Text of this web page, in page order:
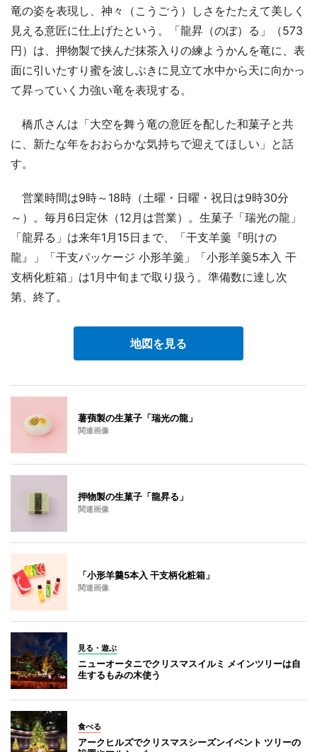
竜の姿を表現し、神々（こうごう）しさをたたえて美しく
見える意匠に仕上げたという。「龍昇（のぼ）る」（573
円）は、押物製で挟んだ抹茶入りの練ようかんを竜に、表
面に引いたすり蜜を波しぶきに見立て水中から天に向かっ
て昇っていく力強い竜を表現する。
橋爪さんは「大空を舞う竜の意匠を配した和菓子と共
に、新たな年をおおらかな気持ちで迎えてほしい」と話
す。
営業時間は9時～18時（土曜・日曜・祝日は9時30分
～）。毎月6日定休（12月は営業）。生菓子「瑞光の龍」
「龍昇る」は来年1月15日まで、「干支羊羹『明けの
龍』」「干支パッケージ 小形羊羹」「小形羊羹5本入 干
支柄化粧箱」は1月中旬まで取り扱う。準備数に達し次
第、終了。
地図を見る
薯蕷製の生菓子「瑞光の龍」
関連画像
押物製の生菓子「龍昇る」
関連画像
「小形羊羹5本入 干支柄化粧箱」
関連画像
見る・遊ぶ
ニューオータニでクリスマスイルミ メインツリーは自
生するもみの木使う
食べる
アークヒルズでクリスマスシーズンイベント ツリーの